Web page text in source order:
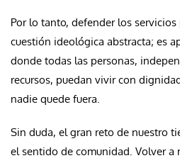
Por lo tanto, defender los
cuestión ideológica abstracta; es
donde todas las personas,
recursos, puedan vivir con
nadie quede fuera.
Sin duda, el gran reto de nuestro
el sentido de comunidad. Volver a